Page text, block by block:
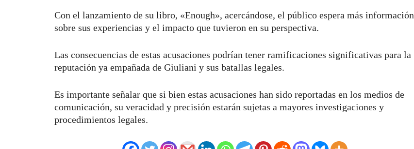
Con el lanzamiento de su libro, «Enough», acercándose, el público espera más información
sobre sus experiencias y el impacto que tuvieron en su perspectiva.
Las consecuencias de estas acusaciones podrían tener ramificaciones significativas para la
reputación ya empañada de Giuliani y sus batallas legales.
Es importante señalar que si bien estas acusaciones han sido reportadas en los medios de
comunicación, su veracidad y precisión estarán sujetas a mayores investigaciones y
procedimientos legales.